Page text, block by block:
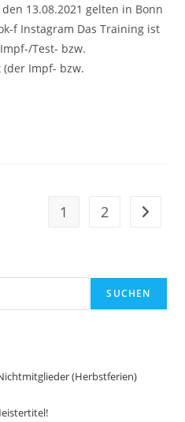
den 13.08.2021 gelten in Bonn
f Instagram Das Training ist
Test- bzw.
(der Impf- bzw.
1 2 Zur
SUCHEN
(Herbstferien)